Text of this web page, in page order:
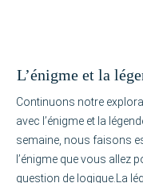
L’énigme et la
Continuons notre
avec l’énigme et la
semaine, nous faisons
l’énigme que vous allez
question de logique.La